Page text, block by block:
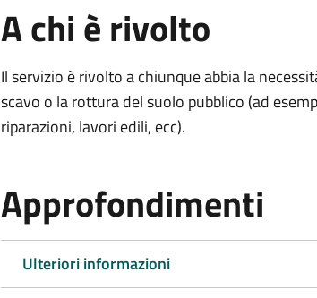
A chi è rivolto
Il servizio è rivolto a chiunque abbia la
scavo o la rottura del suolo pubblico (ad
riparazioni, lavori edili, ecc).
Approfondimenti
Ulteriori informazioni